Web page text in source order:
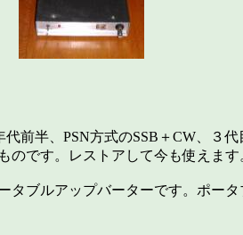
前半、PSN方式のSSB＋CW、３
です。レストアして今も使えます
ブルアップバーターです。ポー